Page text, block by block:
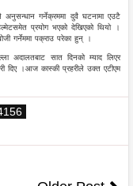
गर्नेक्रममा दुवै घटनामा एउटै
प्रयोग भएको देखिएको थियो ।
गर्नेममा पक्राउ परेका हुन् ।
अदालतबाट सात दिनको म्याद लिएर
दिए ।आज कास्की प्रहरीले उक्त एटीएम